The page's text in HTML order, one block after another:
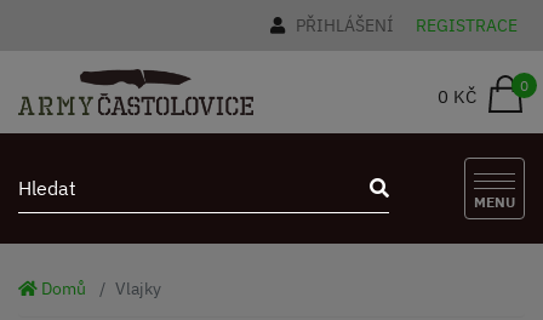
PŘIHLÁŠENÍ REGISTRACE
0 KČ 0
MENU
Domů Vlajky